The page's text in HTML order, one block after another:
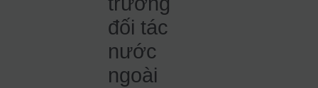
đối tác
nước
ngoài